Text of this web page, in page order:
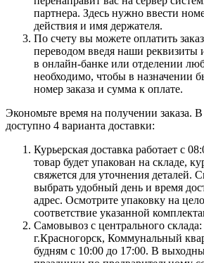
партнера. Здесь нужно ввести
действия и имя держателя.
По счету вы можете оплатить
переводом введя наши реквизиты
в онлайн-банке или отделении
необходимо, чтобы в назначении
номер заказа и сумма к оплате.
Экономьте время на получении заказа.
доступно 4 варианта доставки:
Курьерская доставка работает с
товар будет упакован на складе,
свяжется для уточнения деталей.
выбрать удобный день и время
адрес. Осмотрите упаковку на
соответствие указанной
Самовывоз с центрального
г.Красногорск, Коммунальный
будням с 10:00 до 17:00. В